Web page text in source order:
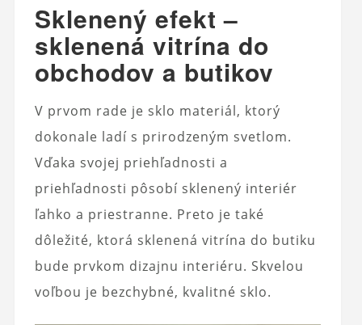
Sklenený efekt –
sklenená vitrína do
obchodov a butikov
V prvom rade je sklo materiál, ktorý
dokonale ladí s prirodzeným svetlom.
Vďaka svojej priehľadnosti a
priehľadnosti pôsobí sklenený interiér
ľahko a priestranne. Preto je také
dôležité, ktorá sklenená vitrína do butiku
bude prvkom dizajnu interiéru. Skvelou
voľbou je bezchybné, kvalitné sklo.